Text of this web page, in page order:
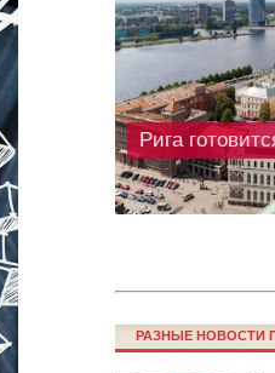
Рига
РАЗНЫЕ НОВОСТИ